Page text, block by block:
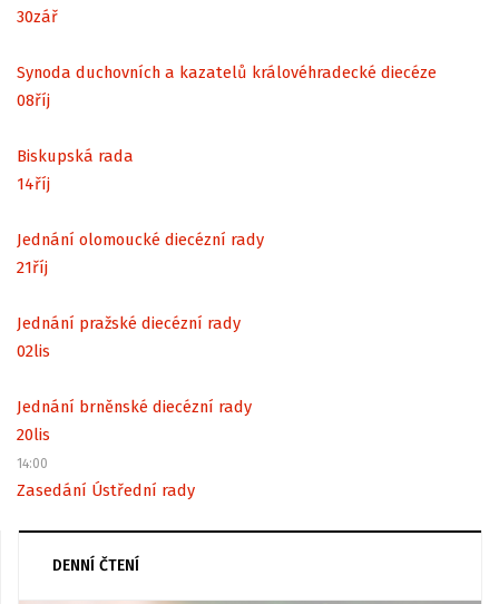
30zář
Synoda duchovních a kazatelů královéhradecké diecéze
08říj
Biskupská rada
14říj
Jednání olomoucké diecézní rady
21říj
Jednání pražské diecézní rady
02lis
Jednání brněnské diecézní rady
20lis
14:00
Zasedání Ústřední rady
DENNÍ ČTENÍ